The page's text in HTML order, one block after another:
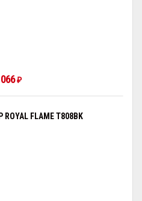
₽
FLAME T808BK